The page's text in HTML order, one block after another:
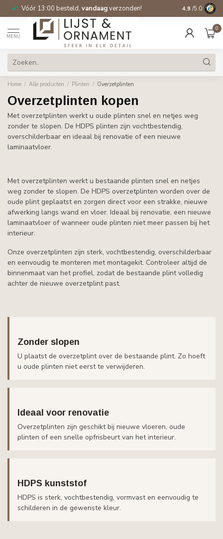
Vóór 13:00 besteld, vandaagverzonden! Gratis
4.9 /5.0
MENU
0
Home / Alle producten / Plinten / Overzetplinten
Overzetplinten kopen
Met overzetplinten werkt u oude plinten snel en netjes weg
zonder te slopen. De HDPS plinten zijn vochtbestendig,
overschilderbaar en ideaal bij renovatie of een nieuwe
laminaatvloer.
Met overzetplinten werkt u bestaande plinten snel en netjes
weg zonder te slopen. De HDPS overzetplinten worden over de
oude plint geplaatst en zorgen direct voor een strakke, nieuwe
afwerking langs wand en vloer. Ideaal bij renovatie, een nieuwe
laminaatvloer of wanneer oude plinten niet meer passen bij het
interieur.
Onze overzetplinten zijn sterk, vochtbestendig, overschilderbaar
en eenvoudig te monteren met montagekit. Controleer altijd de
binnenmaat van het profiel, zodat de bestaande plint volledig
achter de nieuwe overzetplint past.
Zonder slopen
U plaatst de overzetplint over de bestaande plint. Zo hoeft
u oude plinten niet eerst te verwijderen.
Ideaal voor renovatie
Overzetplinten zijn geschikt bij nieuwe vloeren, oude
plinten of een snelle opfrisbeurt van het interieur.
HDPS kunststof
HDPS is sterk, vochtbestendig, vormvast en eenvoudig te
schilderen in de gewenste kleur.